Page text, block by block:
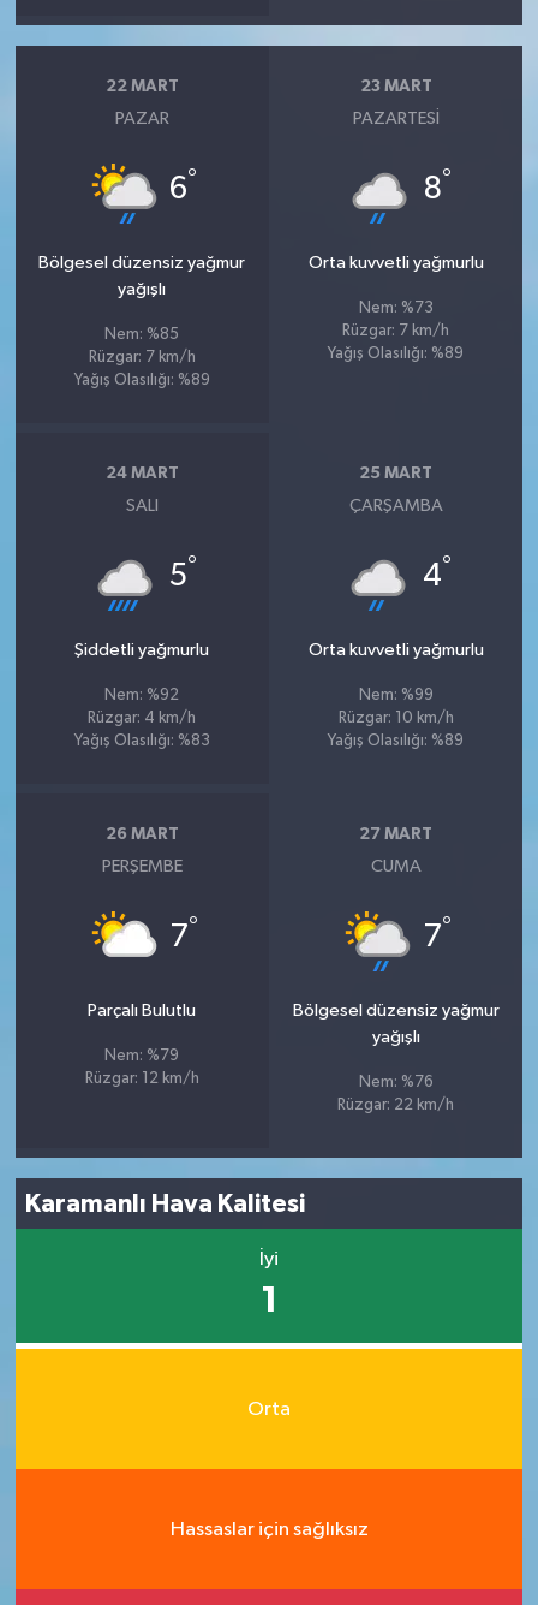
22 MART
PAZAR
6°
Bölgesel düzensiz yağmur
yağışlı
Nem: %85
Rüzgar: 7 km/h
Yağış Olasılığı: %89
23 MART
PAZARTESI
8°
Orta kuvvetli yağmurlu
Nem: %73
Rüzgar: 7 km/h
Yağış Olasılığı: %89
24 MART
SALI
5°
Şiddetli yağmurlu
Nem: %92
Rüzgar: 4 km/h
Yağış Olasılığı: %83
25 MART
ÇARŞAMBA
4°
Orta kuvvetli yağmurlu
Nem: %99
Rüzgar: 10 km/h
Yağış Olasılığı: %89
26 MART
PERŞEMBE
7°
Parçalı Bulutlu
Nem: %79
Rüzgar: 12 km/h
27 MART
CUMA
7°
Bölgesel düzensiz yağmur
yağışlı
Nem: %76
Rüzgar: 22 km/h
Karamanlı Hava Kalitesi
İyi
1
Orta
Hassaslar için sağlıksız